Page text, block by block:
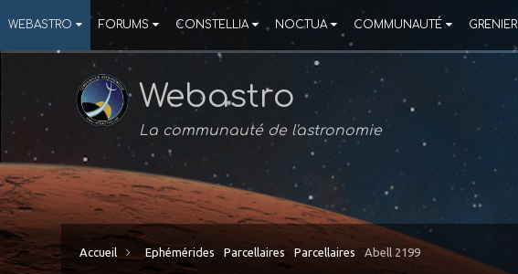
WEBASTRO FORUMS CONSTELLIA NOCTUA COMMUNAUTÉ GRENIER
Webastro
La communauté de l'astronomie
Accueil Ephémérides Parcellaires Parcellaires Abell 2199